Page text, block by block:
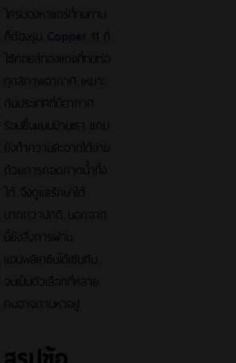
ใครมองหาแอร์ที่ทนทาน
ก็ต้องรุ่น
ที่
ใช้คอยล์ทองแดงที่ทนต่อ
ทุกสภาพอากาศ เหมาะ
กับประเทศที่มีอากาศ
ร้อนชื้นแบบบ้านเรา แถม
ยังทำความสะอาดได้ง่าย
ด้วยการถอดถาดน้ำทิ้ง
ได้ จึงดูแลรักษาได้
มากกว่าปกติ นอกจาก
นี้ยังสั่งการผ่าน
แอปพลิเคชันได้เช่นกัน
จนเป็นตัวเลือกที่หลาย
คนอาจตามหาอยู่